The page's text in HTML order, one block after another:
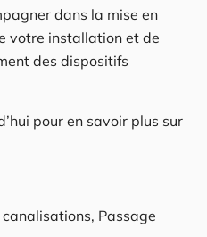
dans la mise en
votre installation et de
des dispositifs
pour en savoir plus sur
Passage